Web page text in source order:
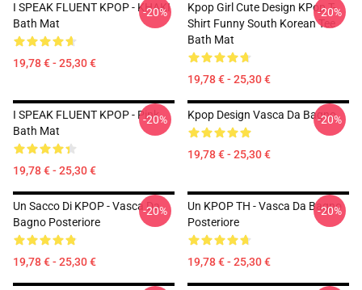
I SPEAK FLUENT KPOP - KHAKI
Bath Mat
19,78 € - 25,30 €
-20%
Kpop Girl Cute Design KPop T-
Shirt Funny South Korean Tee
Bath Mat
19,78 € - 25,30 €
-20%
I SPEAK FLUENT KPOP - Pink
Bath Mat
19,78 € - 25,30 €
-20% Kpop Design Vasca Da Bagno
19,78 € - 25,30 €
-20%
Un Sacco Di KPOP - Vasca Da
Bagno Posteriore
19,78 € - 25,30 €
-20%
Un KPOP TH - Vasca Da Bagno
Posteriore
19,78 € - 25,30 €
-20%